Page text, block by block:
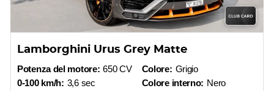
Lamborghini Urus Grey Matte
Potenza del motore: 650 CV
0-100 km/h: 3,6 sec
Colore: Grigio
Colore interno: Nero